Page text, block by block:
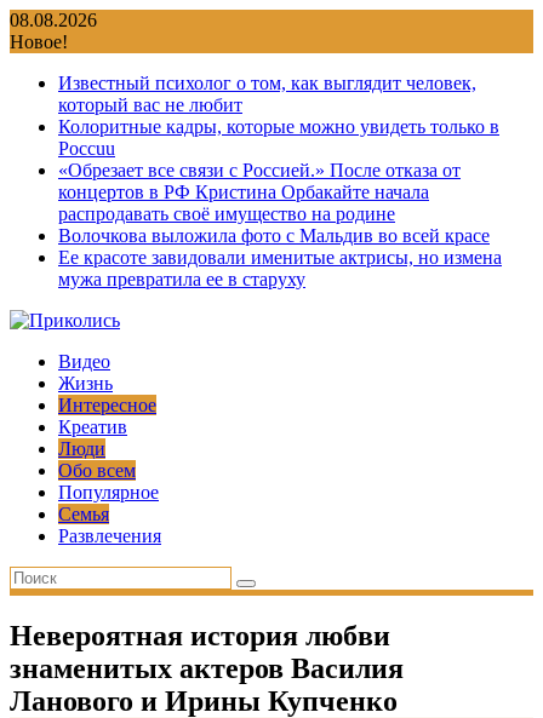
Перейти
к
08.08.2026
Новое!
Известный психолог о том, как выглядит человек,
который вас не любит
Колоритные кадры, которые можно увидеть только в
Россuu
«Обрезает все связи с Россией.» После отказа от
концертов в РФ Кристина Орбакайте начала
распродавать своё имущество на родине
Волочкова выложила фото с Мальдив во всей красе
Ее красоте завидовали именитые актрисы, но измена
мужа превратила ее в старуху
Видео
Жизнь
Интересное
Креатив
Люди
Обо всем
Популярное
Семья
Развлечения
Невероятная история любви
знаменитых актеров Василия
Ланового и Ирины Купченко